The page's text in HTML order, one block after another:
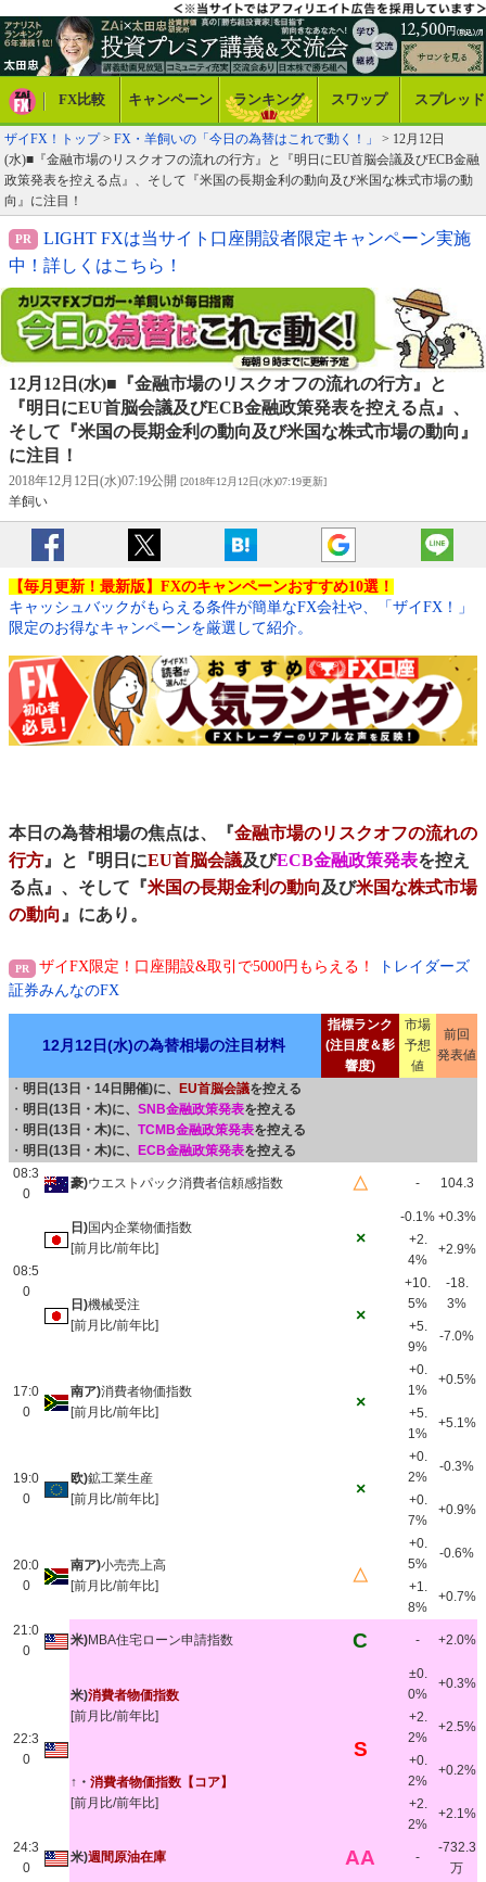
FX比較 キャンペーン ランキング スワップ スプレッド
ザイFX！トップ> FX・羊飼いの「今日の為替はこれで動く！」
> 12月12日
(水)■『金融市場のリスクオフの流れの行方』と『明日にEU首脳会議及びECB金融
政策発表を控える点』、そして『米国の長期金利の動向及び米国な株式市場の動
向』に注目！
LIGHT FXは当サイト口座開設者限定キャンペーン実施
中！詳しくはこちら！
12月12日(水)■『金融市場のリスクオフの流れの行方』と
『明日にEU首脳会議及びECB金融政策発表を控える点』、
そして『米国の長期金利の動向及び米国な株式市場の動向』
に注目！
2018年12月12日(水)07:19公開 [2018年12月12日(水)07:19更新]
羊飼い
【毎月更新！最新版】FXのキャンペーンおすすめ10選！
キャッシュバックがもらえる条件が簡単なFX会社や、「ザイFX！」
限定のお得なキャンペーンを厳選して紹介。
本日の為替相場の焦点は、『金融市場のリスクオフの流れの
行方』と『明日にEU首脳会議及びECB金融政策発表を控え
る点』、そして『米国の長期金利の動向及び米国な株式市場
の動向』にあり。
ザイFX限定！口座開設&取引で5000円もらえる！
トレイダーズ
証券みんなのFX
12月12日(水)の為替相場の注目材料
指標ランク
(注目度＆影
響度)
市場
予想
値
前回
発表値
・ 明日(13日・14日開催)に、 EU首脳会議を控える
・ 明日(13日・木)に、 SNB金融政策発表を控える
・ 明日(13日・木)に、 TCMB金融政策発表を控える
・ 明日(13日・木)に、 ECB金融政策発表を控える
08:3
0
豪)ウエストパック消費者信頼感指数 △ - 104.3
08:5
0
日)国内企業物価指数
[前月比/前年比]
×
-0.1% +0.3%
+2.
4%
+2.9%
日)機械受注
[前月比/前年比]
×
+10.
5%
-18.
3%
+5.
9%
-7.0%
17:0
0
南ア)消費者物価指数
[前月比/前年比]
×
+0.
1%
+0.5%
+5.
1%
+5.1%
19:0
0
欧)鉱工業生産
[前月比/前年比]
×
+0.
2%
-0.3%
+0.
7%
+0.9%
20:0
0
南ア)小売売上高
[前月比/前年比]
△
+0.
5%
-0.6%
+1.
8%
+0.7%
21:0
0
米)MBA住宅ローン申請指数 C - +2.0%
22:3
0
米)消費者物価指数
[前月比/前年比]
S
±0.
0%
+0.3%
+2.
2%
+2.5%
↑・ 消費者物価指数【コア】
[前月比/前年比]
+0.
2%
+0.2%
+2.
2%
+2.1%
24:3
0
米)週間原油在庫 AA -
-732.3
万